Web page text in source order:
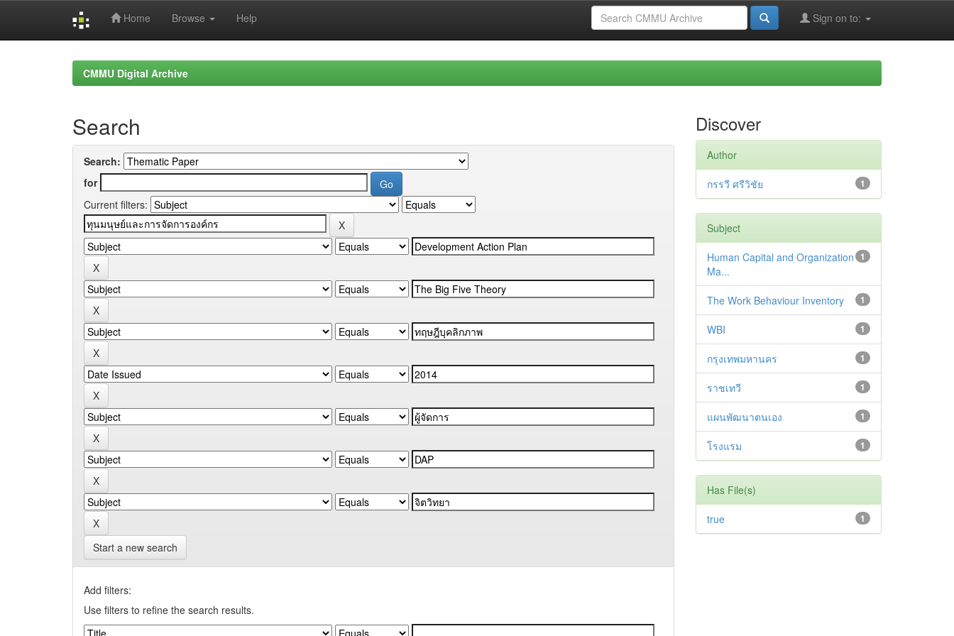
Home Browse Help Sign on to:
CMMU Digital Archive
Search
Search:
for
Current filters:
Start a new search
Add filters:
Use filters to refine the search results.
Discover
Author
1
กรรวี ศรีวิชัย
Subject
1
Human Capital and Organization
Ma...
1
The Work Behaviour Inventory
1
WBI
1
กรุงเทพมหานคร
1
ราชเทวี
1
แผนพัฒนาตนเอง
1
โรงแรม
Has File(s)
1
true